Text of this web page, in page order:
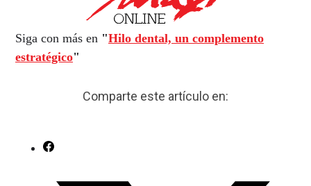
Siga con más en "Hilo dental, un complemento
estratégico"
Comparte este artículo en: